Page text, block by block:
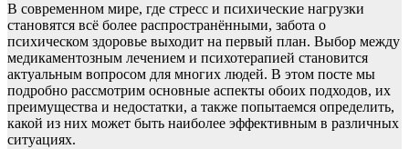
В современном мире, где стресс и психические нагрузки
становятся всё более распространёнными, забота о
психическом здоровье выходит на первый план. Выбор между
медикаментозным лечением и психотерапией становится
актуальным вопросом для многих людей. В этом посте мы
подробно рассмотрим основные аспекты обоих подходов, их
преимущества и недостатки, а также попытаемся определить,
какой из них может быть наиболее эффективным в различных
ситуациях.